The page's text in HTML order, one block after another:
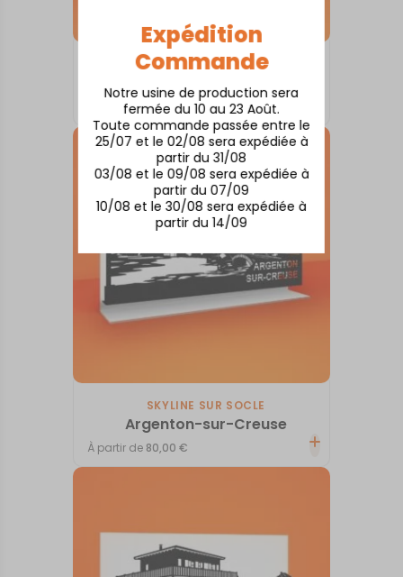
Expédition
Commande
Notre usine de production sera
fermée du 10 au 23 Août.
Toute commande passée entre le
25/07 et le 02/08 sera expédiée à
partir du 31/08
03/08 et le 09/08 sera expédiée à
partir du 07/09
10/08 et le 30/08 sera expédiée à
partir du 14/09
SKYLINE SUR SOCLE
À partir de80,00€
SKYLINE SUR SOCLE
Argenton-sur-Creuse
À partir de 80,00€